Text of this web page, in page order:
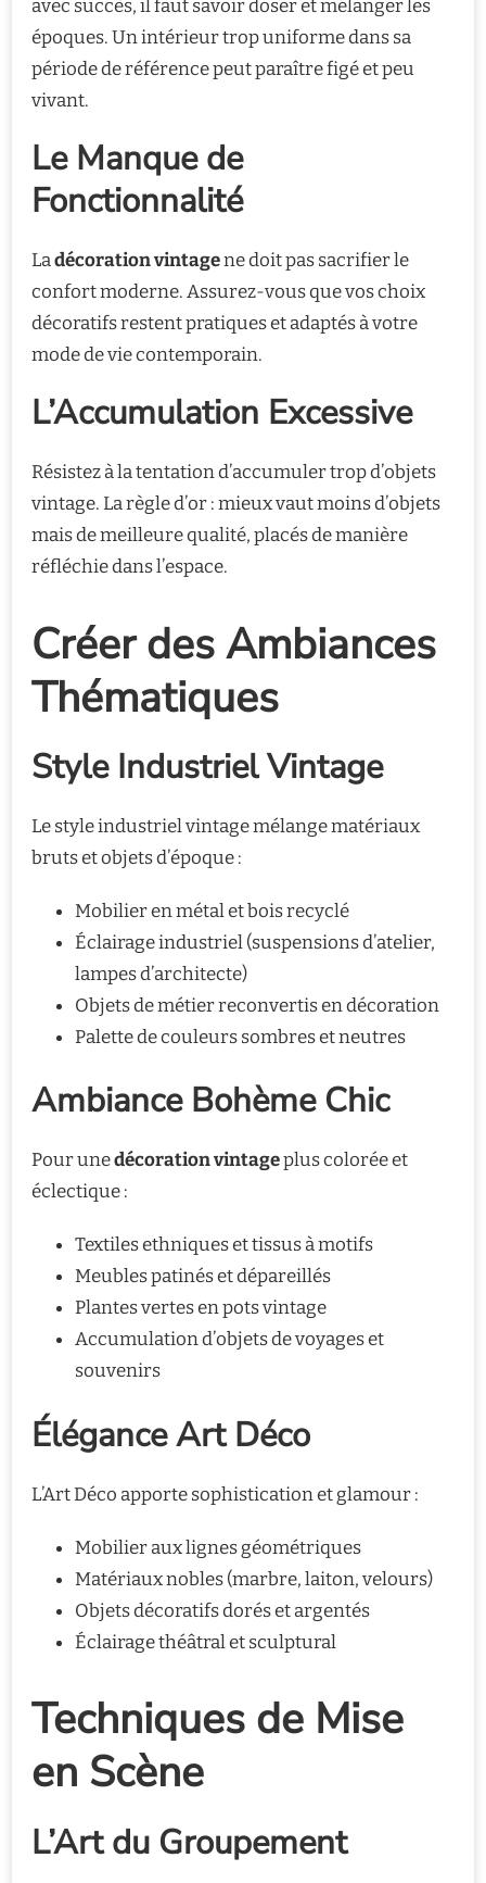
avec succès, il faut savoir doser et mélanger les
époques. Un intérieur trop uniforme dans sa
période de référence peut paraître figé et peu
vivant.
Le Manque de
Fonctionnalité
Ladécoration vintagene doit pas sacrifier le
confort moderne. Assurez-vous que vos choix
décoratifs restent pratiques et adaptés à votre
mode de vie contemporain.
L’Accumulation Excessive
Résistez à la tentation d’accumuler trop d’objets
vintage. La règle d’or : mieux vaut moins d’objets
mais de meilleure qualité, placés de manière
réfléchie dans l’espace.
Créer des Ambiances
Thématiques
Style Industriel Vintage
Le style industriel vintage mélange matériaux
bruts et objets d’époque :
Mobilier en métal et bois recyclé
Éclairage industriel (suspensions d’atelier,
lampes d’architecte)
Objets de métier reconvertis en décoration
Palette de couleurs sombres et neutres
Ambiance Bohème Chic
Pour unedécoration vintageplus colorée et
éclectique :
Textiles ethniques et tissus à motifs
Meubles patinés et dépareillés
Plantes vertes en pots vintage
Accumulation d’objets de voyages et
souvenirs
Élégance Art Déco
L’Art Déco apporte sophistication et glamour :
Mobilier aux lignes géométriques
Matériaux nobles (marbre, laiton, velours)
Objets décoratifs dorés et argentés
Éclairage théâtral et sculptural
Techniques de Mise
en Scène
L’Art du Groupement